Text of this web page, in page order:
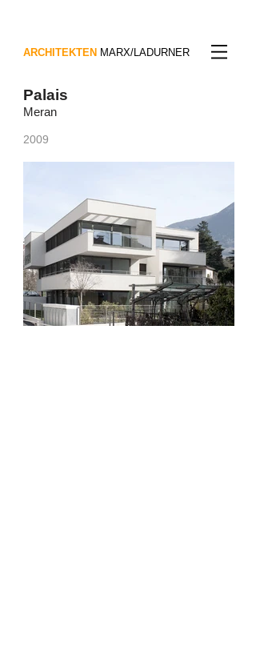
ARCHITEKTEN MARX/LADURNER
Palais
Meran
2009